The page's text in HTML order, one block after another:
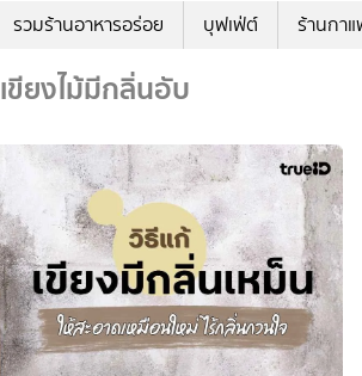
รวมร้านอาหารอร่อย บุฟเฟ่ต์ ร้านกา
เขียงไม้มีกลิ่นอับ